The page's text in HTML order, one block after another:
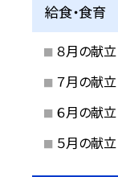
給食・食育
８月の献立
７月の献立
６月の献立
５月の献立